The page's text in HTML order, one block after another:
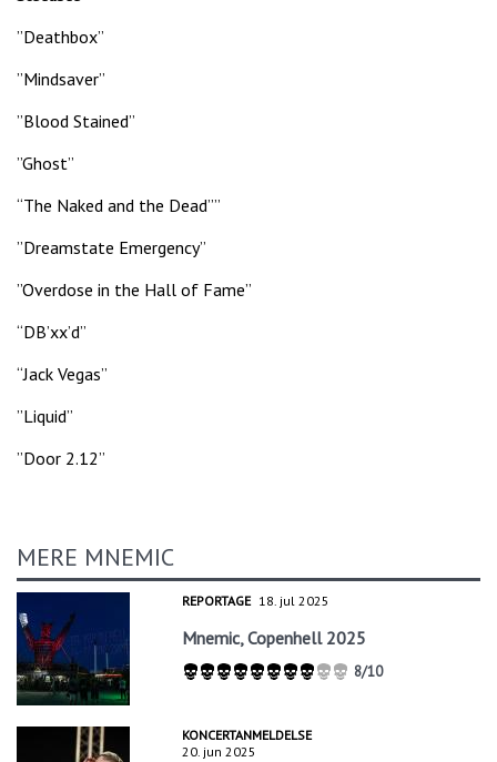
”Deathbox”
”Mindsaver”
”Blood Stained”
”Ghost”
“The Naked and the Dead””
”Dreamstate Emergency”
”Overdose in the Hall of Fame”
“DB’xx’d”
“Jack Vegas”
”Liquid”
”Door 2.12”
MERE MNEMIC
REPORTAGE 18. jul 2025
Mnemic, Copenhell 2025
8/10
KONCERTANMELDELSE
20. jun 2025